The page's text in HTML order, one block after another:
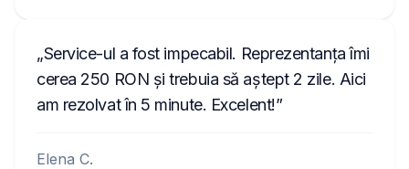
Service-ul a fost impecabil. Reprezentanța îmi
cerea 250 RON și trebuia să aștept 2 zile. Aici
am rezolvat în 5 minute. Excelent!
Elena C.